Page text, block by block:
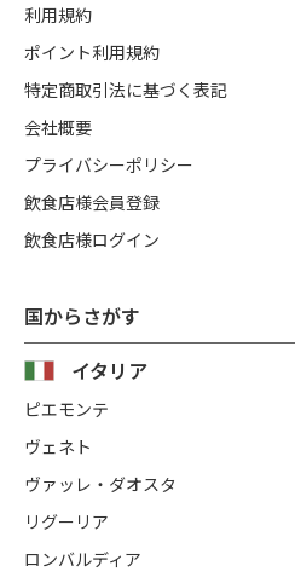
国からさがす
イタリア
ピエモンテ
ヴェネト
ヴァッレ・ダオスタ
リグーリア
ロンバルディア
利用規約
ポイント利用規約
特定商取引法に基づく表記
会社概要
プライバシーポリシー
飲食店様会員登録
飲食店様ログイン